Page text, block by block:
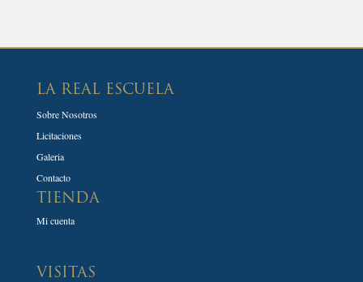
LA REAL ESCUELA
Sobre Nosotros
Licitaciones
Galeria
Contacto
TIENDA
Mi cuenta
VISITAS